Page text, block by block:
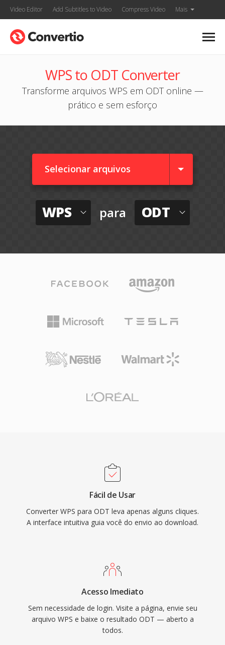
Video Editor Add Subtitles to Video Compress Video Mais
WPS to ODT Converter
Transforme arquivos WPS em ODT online —
prático e sem esforço
Selecionar arquivos
WPS para ODT
Fácil de Usar
Converter WPS para ODT leva apenas alguns cliques.
A interface intuitiva guia você do envio ao download.
Acesso Imediato
Sem necessidade de login. Visite a página, envie seu
arquivo WPS e baixe o resultado ODT — aberto a
todos.